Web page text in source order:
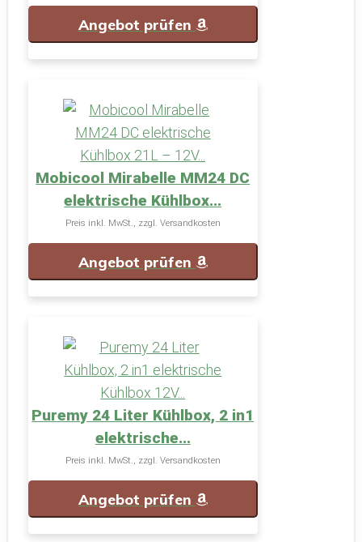
Angebot prüfen
Mobicool Mirabelle MM24 DC
elektrische Kühlbox...
Preis inkl. MwSt., zzgl. Versandkosten
Angebot prüfen
Puremy 24 Liter Kühlbox, 2 in1
elektrische...
Preis inkl. MwSt., zzgl. Versandkosten
Angebot prüfen